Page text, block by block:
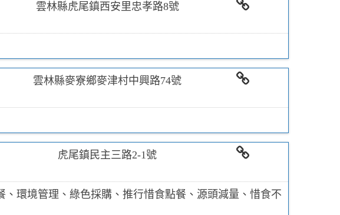
雲林縣虎尾鎮西安里忠孝路8號
雲林縣麥寮鄉麥津村中興路74號
虎尾鎮民主三路2-1號
、環境管理、綠色採購、推行惜食點餐、源頭減量、惜食不